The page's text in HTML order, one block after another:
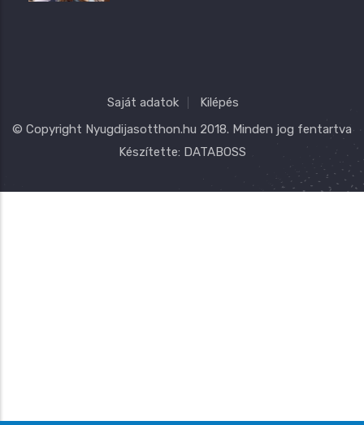
Saját adatok
Kilépés
© Copyright Nyugdijasotthon.hu 2018. Minden jog fentartva
Készítette: DATABOSS